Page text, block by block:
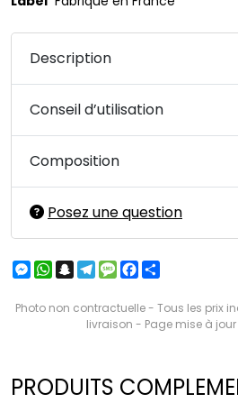
Description
Conseil d’utilisation
Composition
Posez une question
Messenger
WhatsApp
Snapchat
Telegram
MessageFacebook
Photo non contractuelle - Tous les prix
livraison - Page mise à
PRODUITS